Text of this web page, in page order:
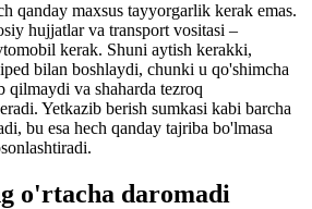
qanday maxsus tayyorgarlik kerak emas.
hujjatlar va transport vositasi –
kerak. Shuni aytish kerakki,
bilan boshlaydi, chunki u qo'shimcha
va shaharda tezroq
Yetkazib berish sumkasi kabi barcha
bu esa hech qanday tajriba bo'lmasa
o'rtacha daromadi